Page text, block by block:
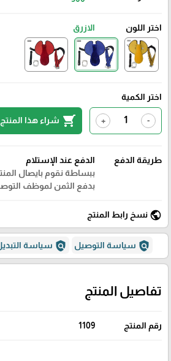
اختر اللون الازرق
اختر الكمية
-
+
shopping_cart شراء هذا المنتج
طريقة الدفع
الدفع عند الإستلام
ببساطة نقوم بايصال
بدفع الثمن لموظف
public نسخ رابط المنتج
policy سياسة التوصيل policy سياسة
تفاصيل المنتج
رقم المنتج 1109